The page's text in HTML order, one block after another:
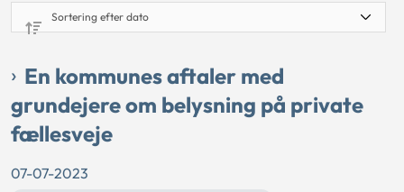
En kommunes aftaler med
grundejere om belysning på private
fællesveje
07-07-2023